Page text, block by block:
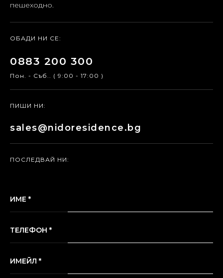
пешеходно.
ОБАДИ НИ СЕ:
0883 200 300
Пон. - Съб.. ( 9:00 - 17:00 )
ПИШИ НИ:
sales@nidoresidence.bg
ПОСЛЕДВАЙ НИ:
ИМЕ *
ТЕЛЕФОН *
ИМЕЙЛ *